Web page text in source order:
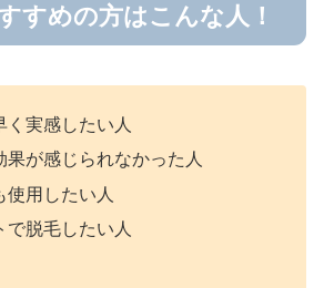
すめの方はこんな人！
く実感したい人
果が感じられなかった人
使用したい人
で脱毛したい人